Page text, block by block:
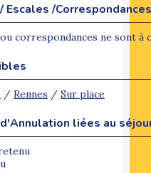
/Correspondances
correspondances ne sont à
/ Rennes / Sur place
liées au